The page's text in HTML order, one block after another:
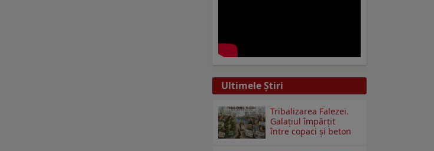
Ultimele Ştiri
Tribalizarea Falezei.
Galațiul împărțit
între copaci și beton